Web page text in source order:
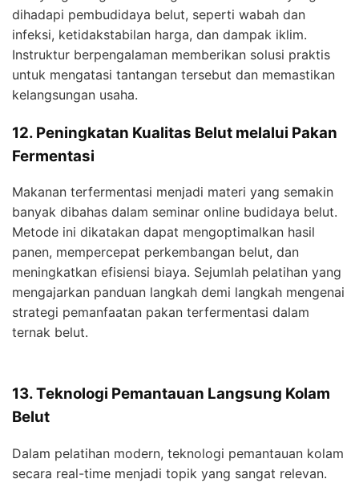
dihadapi pembudidaya belut, seperti wabah dan
infeksi, ketidakstabilan harga, dan dampak iklim.
Instruktur berpengalaman memberikan solusi praktis
untuk mengatasi tantangan tersebut dan memastikan
kelangsungan usaha.
12. Peningkatan Kualitas Belut melalui Pakan
Fermentasi
Makanan terfermentasi menjadi materi yang semakin
banyak dibahas dalam seminar online budidaya belut.
Metode ini dikatakan dapat mengoptimalkan hasil
panen, mempercepat perkembangan belut, dan
meningkatkan efisiensi biaya. Sejumlah pelatihan yang
mengajarkan panduan langkah demi langkah mengenai
strategi pemanfaatan pakan terfermentasi dalam
ternak belut.
13. Teknologi Pemantauan Langsung Kolam
Belut
Dalam pelatihan modern, teknologi pemantauan kolam
secara real-time menjadi topik yang sangat relevan.